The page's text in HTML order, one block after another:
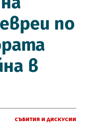
по
в
Събития и дискусии